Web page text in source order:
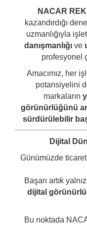
NACAR
kazandırdığı
uzmanlığıyla
danışmanlığı ve
profesyonel
Amacımız, her
potansiyelini
markaların
görünürlüğünü
sürdürülebilir
Dijital
Günümüzde
Başarı artık
dijital
Bu noktada